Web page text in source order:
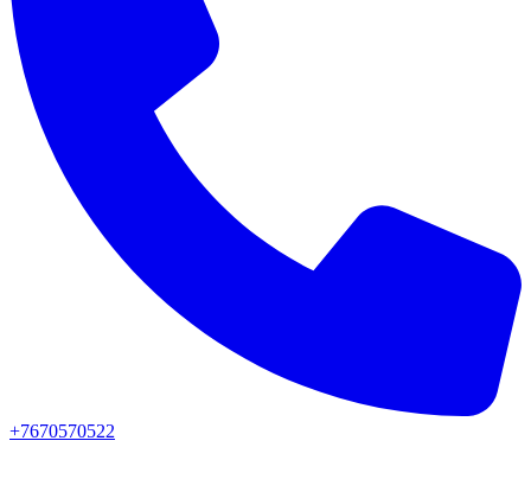
+7670570522